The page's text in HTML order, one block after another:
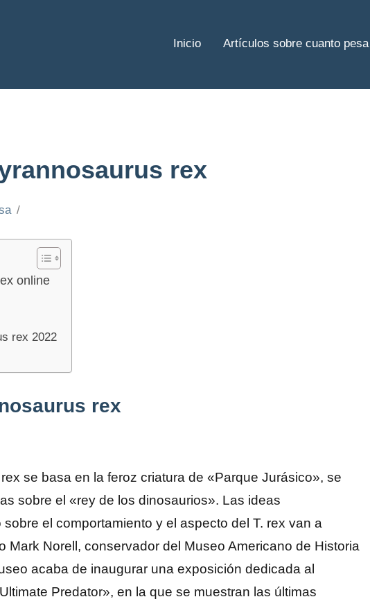
Inicio Artículos sobre cuanto pesa
rex
online
rex 2022
rex
se basa en la feroz criatura de «Parque Jurásico», se
sobre el «rey de los dinosaurios». Las ideas
el comportamiento y el aspecto del T. rex van a
Mark Norell, conservador del Museo Americano de Historia
acaba de inaugurar una exposición dedicada al
Predator», en la que se muestran las últimas